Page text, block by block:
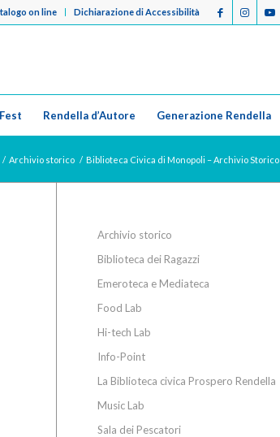
on line Dichiarazione di Accessibilità
Rendella d’Autore Generazione Rendella
/ Archivio storico / Biblioteca Civica di Monopoli – Archivio Storico
Archivio storico
Biblioteca dei Ragazzi
Emeroteca e Mediateca
Food Lab
Hi-tech Lab
Info-Point
La Biblioteca civica Prospero Rendella
Music Lab
Sala dei Pescatori